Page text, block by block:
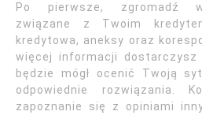
Po pierwsze, zgromadź
związane z Twoim
kredytowa, aneksy oraz
więcej informacji dostarczysz
będzie mógł ocenić Twoją
odpowiednie rozwiązania.
zapoznanie się z opiniami